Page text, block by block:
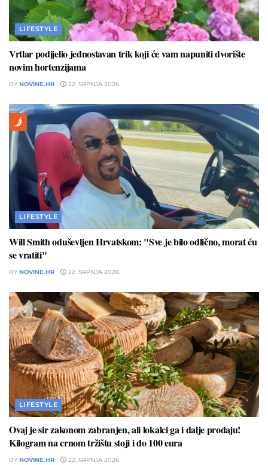
LIFESTYLE
Vrtlar podijelio jednostavan trik koji će vam napuniti dvorište
novim hortenzijama
BY NOVINE.HR 22. SRPNJA 2026.
LIFESTYLE
Will Smith oduševljen Hrvatskom: "Sve je bilo odlično, morat ću
se vratiti"
BY NOVINE.HR 22. SRPNJA 2026.
LIFESTYLE
Ovaj je sir zakonom zabranjen, ali lokalci ga i dalje prodaju!
Kilogram na crnom tržištu stoji i do 100 eura
BY NOVINE.HR 22. SRPNJA 2026.